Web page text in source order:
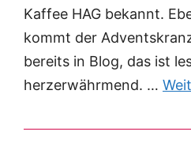
Kaffee HAG bekannt.
kommt der
bereits in Blog, das ist
herzerwährmend. …